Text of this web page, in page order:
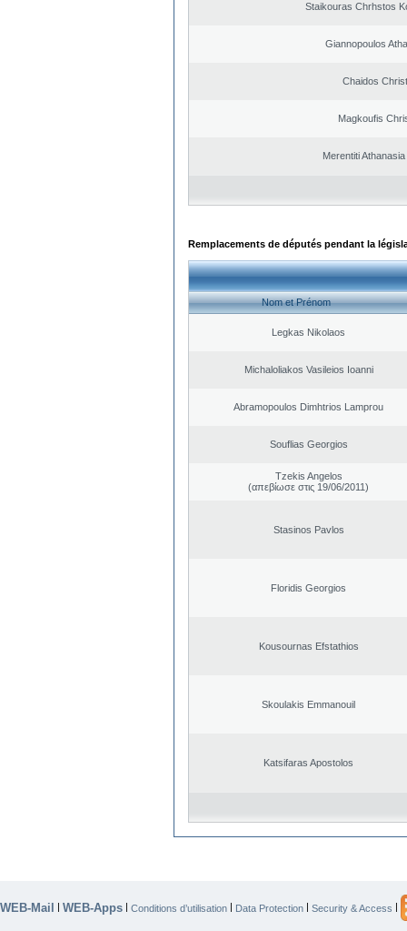
Staikouras Chrhstos
Giannopoulos
Chaidos
Magkoufis
Merentiti
Remplacements de députés pendant la
Nom et Prénom
Legkas Nikolaos
Michaloliakos Vasileios Ioanni
Abramopoulos Dimhtrios Lamprou
Souflias Georgios
Tzekis Angelos
(απεβίωσε στις 19/06/2011)
Stasinos Pavlos
Floridis Georgios
Kousournas Efstathios
Skoulakis Emmanouil
Katsifaras Apostolos
WEB-Mail WEB-Apps Conditions d’utilisation Data Protection Security & Access